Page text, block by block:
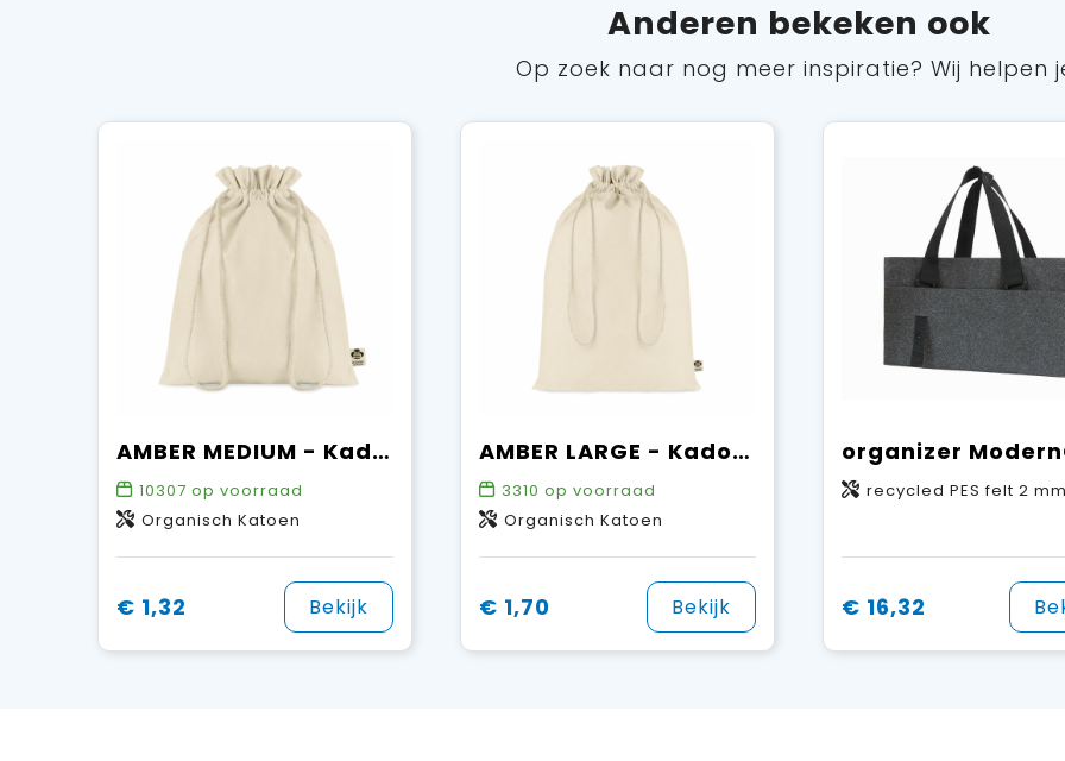
Anderen bekeken ook
Op zoek naar nog meer inspiratie? Wij helpen
AMBER MEDIUM - Kadozak organisch katoen medium
10307 op voorraad
Organisch Katoen
€ 1,32 Bekijk
AMBER LARGE - Kadozak organisch katoen groot
3310 op voorraad
Organisch Katoen
€ 1,70 Bekijk
recycled PES felt 2
€ 16,32